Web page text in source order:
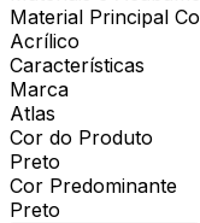
Material Principal
Acrílico
Características
Marca
Atlas
Cor do Produto
Preto
Cor Predominante
Preto